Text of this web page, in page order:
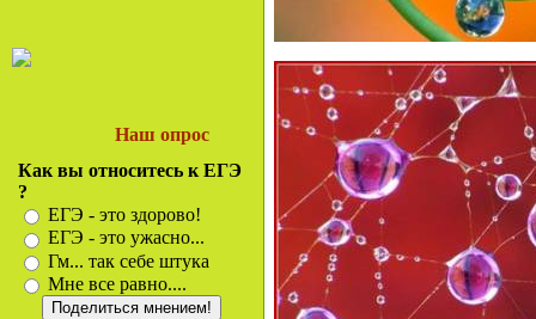
Наш опрос
Как вы относитесь к ЕГЭ
?
ЕГЭ - это здорово!
ЕГЭ - это ужасно...
Гм... так себе штука
Мне все равно....